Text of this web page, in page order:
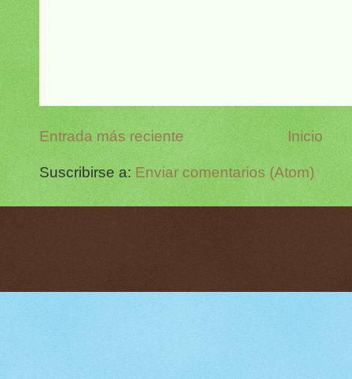
Entrada más reciente Inicio
Suscribirse a:Enviar comentarios (Atom)